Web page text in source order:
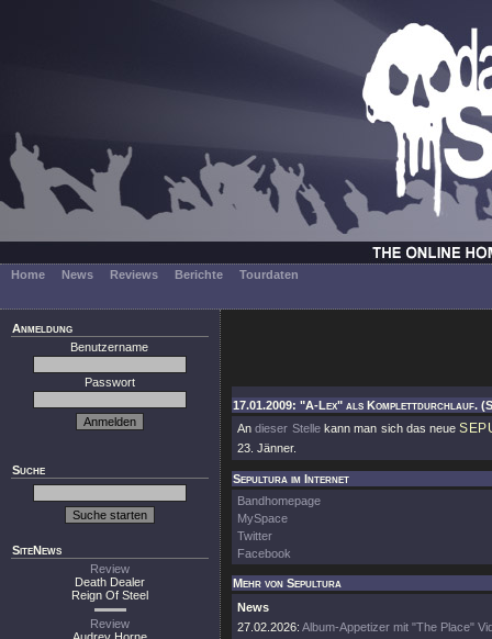
Home News Reviews Berichte Tourdaten
Anmeldung
Benutzername
Passwort
Suche
SiteNews
Review
Death Dealer
Reign Of Steel
Review
17.01.2009: "A-Lex" als Komplettdurchlauf.
Andieser Stellekann man sich das neue
23. Jänner.
Sepultura im Internet
Bandhomepage
MySpace
Twitter
Facebook
Mehr von Sepultura
News
27.02.2026: Album-Appetizer mit "The Place"